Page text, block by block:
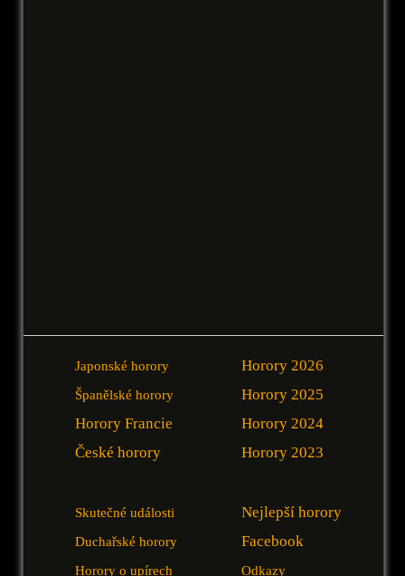
Japonské horory
Španělské horory
Horory Francie
České horory
Horory 2026
Horory 2025
Horory 2024
Horory 2023
Skutečné události
Duchařské horory
Horory o upírech
Nejlepší horory
Facebook
Odkazy